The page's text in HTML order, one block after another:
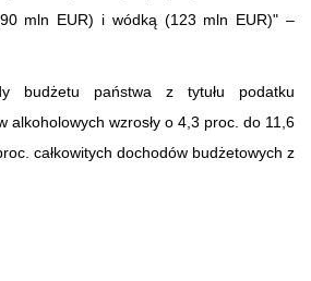
mln EUR) i wódką (123 mln EUR)" –
budżetu państwa z tytułu podatku
alkoholowych wzrosły o 4,3 proc. do 11,6
całkowitych dochodów budżetowych z